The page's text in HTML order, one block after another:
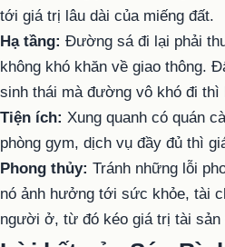
tới giá trị lâu dài của miếng đất.
Hạ tầng: Đường sá đi lại phải
không khó khăn về giao thông.
sinh thái mà đường vô khó đi thì
Tiện ích: Xung quanh có quán
phòng gym, dịch vụ đầy đủ thì
Phong thủy: Tránh những lỗi
nó ảnh hưởng tới sức khỏe, tài
người ở, từ đó kéo giá trị tài sản